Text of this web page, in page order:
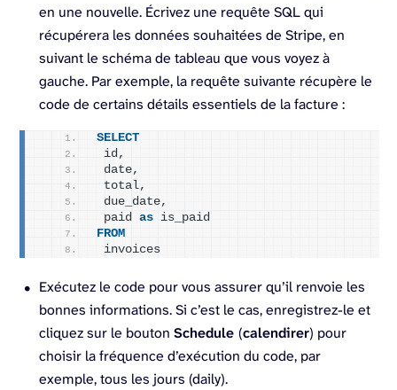
en une nouvelle. Écrivez une requête SQL qui
récupérera les données souhaitées de Stripe, en
suivant le schéma de tableau que vous voyez à
gauche. Par exemple, la requête suivante récupère le
code de certains détails essentiels de la facture :
SELECT
id,
date,
total,
due_date,
paid as is_paid
FROM
invoices
Exécutez le code pour vous assurer qu’il renvoie les
bonnes informations. Si c’est le cas, enregistrez-le et
cliquez sur le bouton Schedule (calendirer) pour
choisir la fréquence d’exécution du code, par
exemple, tous les jours (daily).